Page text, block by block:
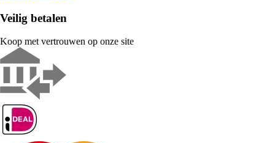
Veilig betalen
Koop met vertrouwen op onze site